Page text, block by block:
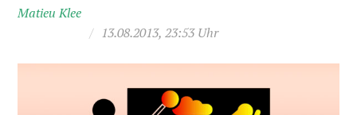
Matieu Klee
/ 13.08.2013, 23:53 Uhr